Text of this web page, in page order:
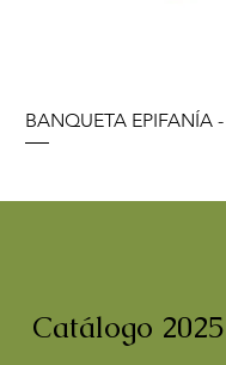
BANQUETA EPIFANÍA -
Catálogo 2025